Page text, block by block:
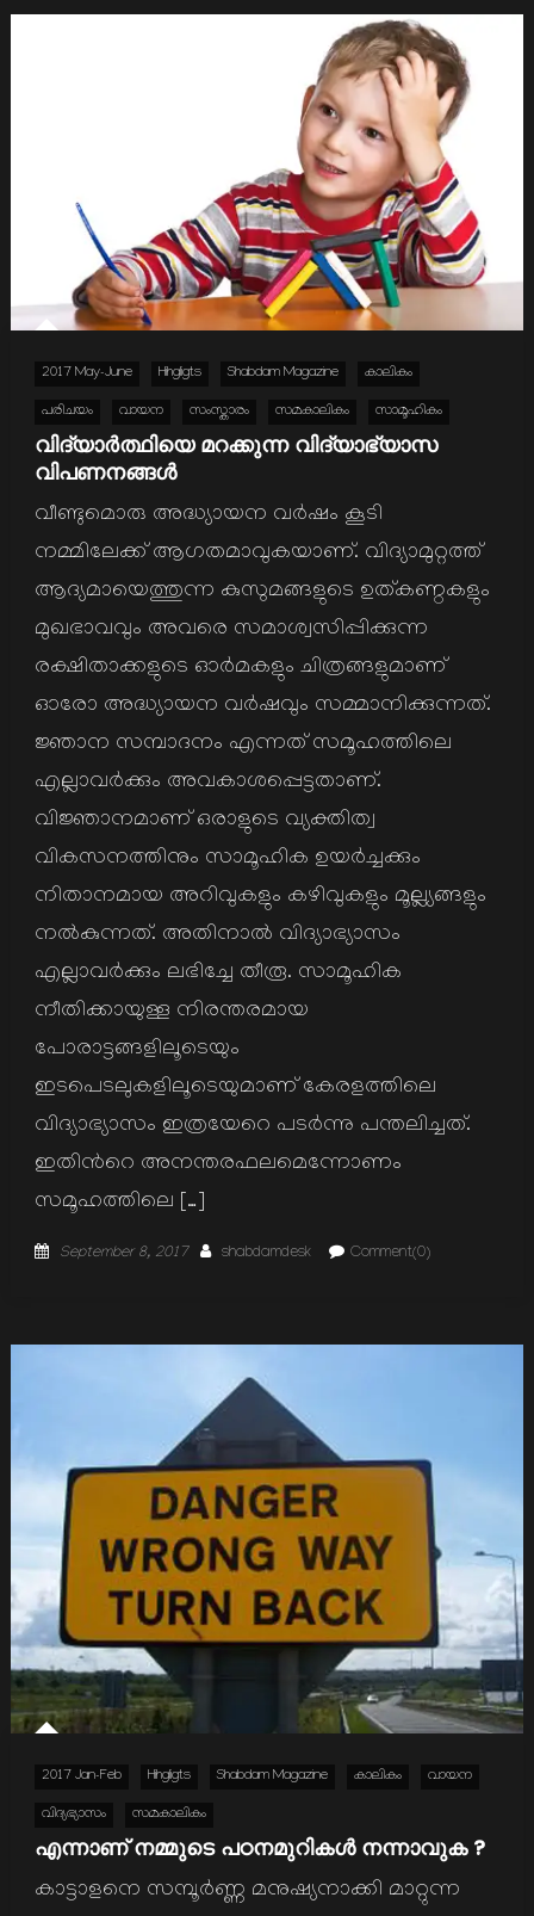
2017 May-June Hihgligts Shabdam Magazine കാലികം
പരിചയം വായന സംസ്കാരം സമകാലികം സാമൂഹികം
വിദ്യാർത്ഥിയെ മറക്കുന്ന വിദ്യാഭ്യാസ
വിപണനങ്ങള്‍
വീണ്ടുമൊരു അദ്ധ്യായന വര്‍ഷം കൂടി
നമ്മിലേക്ക് ആഗതമാവുകയാണ്. വിദ്യാമുറ്റത്ത്
ആദ്യമായെത്തുന്ന കുസുമങ്ങളുടെ ഉത്കണ്ഠകളും
മുഖഭാവവും അവരെ സമാശ്വസിപ്പിക്കുന്ന
രക്ഷിതാക്കളുടെ ഓര്‍മകളും ചിത്രങ്ങളുമാണ്
ഓരോ അദ്ധ്യായന വര്‍ഷവും സമ്മാനിക്കുന്നത്.
ജ്ഞാന സമ്പാദനം എന്നത് സമൂഹത്തിലെ
എല്ലാവര്‍ക്കും അവകാശപ്പെട്ടതാണ്.
വിജ്ഞാനമാണ് ഒരാളുടെ വ്യക്തിത്വ
വികസനത്തിനും സാമൂഹിക ഉയര്‍ച്ചക്കും
നിതാനമായ അറിവുകളും കഴിവുകളും മൂല്ല്യങ്ങളും
നല്‍കുന്നത്. അതിനാല്‍ വിദ്യാഭ്യാസം
എല്ലാവര്‍ക്കും ലഭിച്ചേ തീരൂ. സാമൂഹിക
നീതിക്കായുള്ള നിരന്തരമായ
പോരാട്ടങ്ങളിലൂടെയും
ഇടപെടലുകളിലൂടെയുമാണ് കേരളത്തിലെ
വിദ്യാഭ്യാസം ഇത്രയേറെ പടര്‍ന്നു പന്തലിച്ചത്.
ഇതിന്‍റെ അനന്തരഫലമെന്നോണം
സമൂഹത്തിലെ […]
Posted
September 8, 2017 Author
shabdamdesk Comment(0)
2017 Jan-Feb Hihgligts Shabdam Magazine കാലികം വായന
വിദ്യഭ്യാസം സമകാലികം
എന്നാണ് നമ്മുടെ പഠനമുറികള്‍ നന്നാവുക ?
കാട്ടാളനെ സമ്പൂര്‍ണ്ണ മനുഷ്യനാക്കി മാറ്റുന്ന